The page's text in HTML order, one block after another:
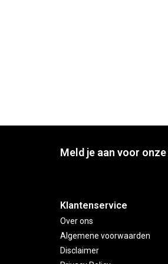
Meld je aan voor
Klantenservice
Over ons
Algemene voorwaarden
Disclaimer